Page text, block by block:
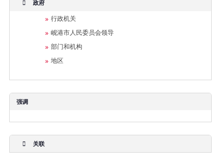
政府
行政机关
岘港市人民委员会领导
部门和机构
地区
强调
关联